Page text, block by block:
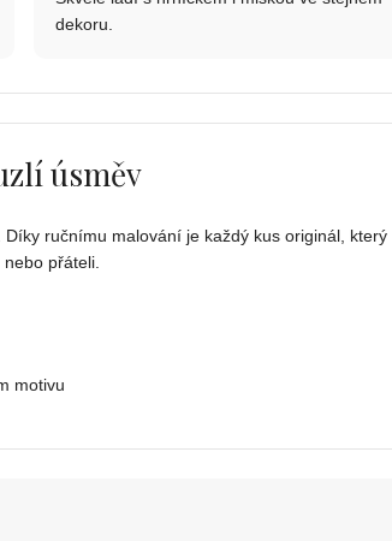
dekoru.
úsměv
ručnímu malování je každý kus originál, který
přáteli.
motivu